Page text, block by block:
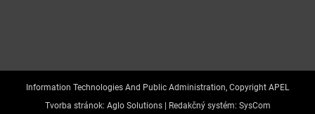
Information Technologies And Public Administration, Copyright APEL
Tvorba stránok: Aglo Solutions | Redakčný systém: SysCom